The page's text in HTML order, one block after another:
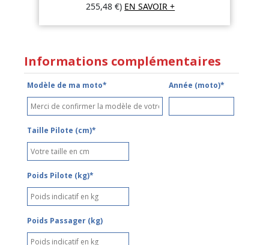
255,48€) EN SAVOIR +
Informations complémentaires
Modèle de ma moto* Année (moto)*
Taille Pilote (cm)*
Poids Pilote (kg)*
Poids Passager (kg)